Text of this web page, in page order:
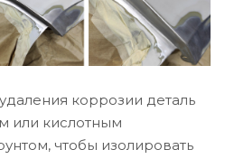
коррозии деталь
или кислотным
чтобы изолировать